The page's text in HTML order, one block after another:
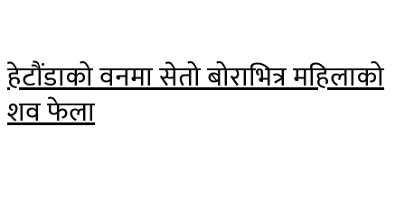
हेटौंडाको वनमा सेतो बोराभित्र महिलाको
शव फेला